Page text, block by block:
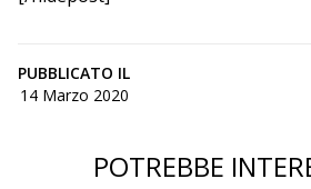
PUBBLICATO IL
14 Marzo 2020
POTREBBE